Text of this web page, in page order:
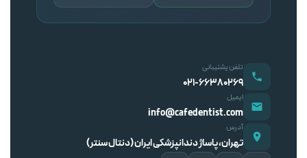
تلفن پشتیبانی
۰۲۱-۶۶۳۸۰۲۶۹
ایمیل
info@cafedentist.com
آدرس
تهران، پاساژ دندانپزشکی ایران (دنتال سنتر)